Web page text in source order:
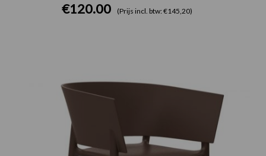
€120.00 (Prijs incl. btw: €145,20)